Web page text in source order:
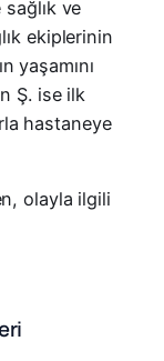
ve
ekiplerinin
yaşamını
Ş. ise ilk
hastaneye
olayla ilgili